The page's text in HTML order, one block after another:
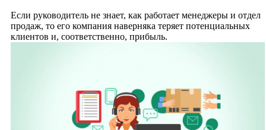
Если руководитель не знает, как работает менеджеры и отдел
продаж, то его компания наверняка теряет потенциальных
клиентов и, соответственно, прибыль.